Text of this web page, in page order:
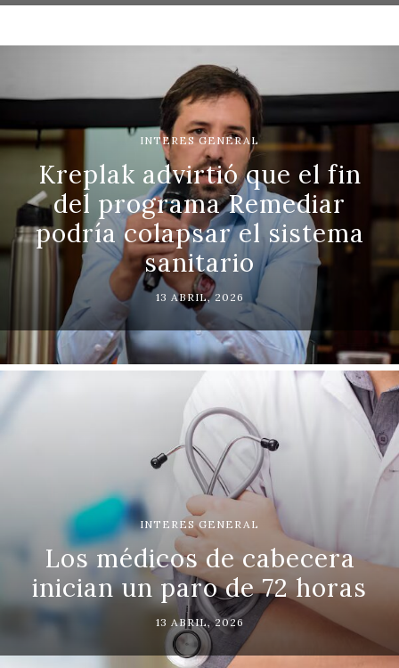
INTERES GENERAL
Kreplak advirtió que el fin
del programa Remediar
podría colapsar el sistema
sanitario
13 ABRIL, 2026
INTERES GENERAL
Los médicos de cabecera
inician un paro de 72 horas
13 ABRIL, 2026